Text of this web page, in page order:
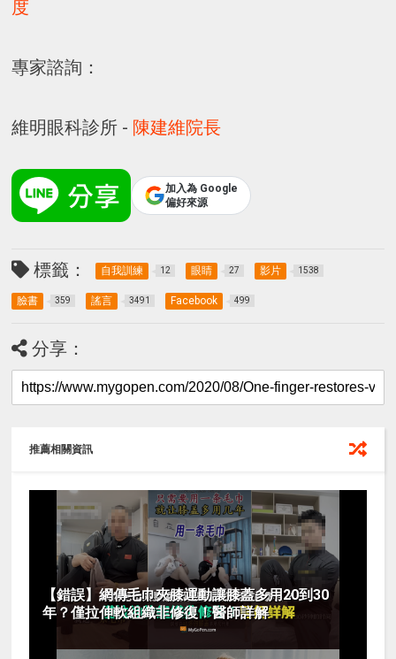
度
專家諮詢：
維明眼科診所 - 陳建維院長
加入為 Google
偏好來源
標籤： 自我訓練 12 眼睛 27 影片 1538
臉書 359 謠言 3491 Facebook 499
分享：
推薦相關資訊
【錯誤】網傳毛巾夾膝運動讓膝蓋多用20到30
年？僅拉伸軟組織非修復！醫師詳解